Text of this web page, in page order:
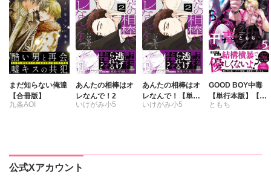
まだ知らない俺達
【合冊版】
九条AOI
あんたの相棒はオ
レなんで！2
いけがみ小5
あんたの相棒はオ
レなんで！【単行
本版】2
いけがみ小5
GOOD BOY中毒
【単行本版】【電
子限定特典付き】
ともち
公式Xアカウント